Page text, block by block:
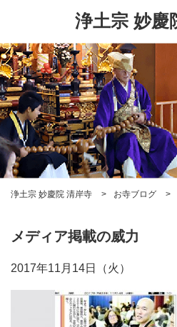
浄土宗 妙慶
浄土宗 妙慶院 清岸寺 お寺ブログ
メディア掲載の威力
2017年11月14日（火）